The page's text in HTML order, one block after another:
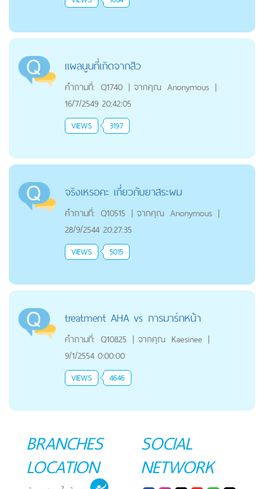
แผลนูนที่เกิดจากสิว
คำถามที่: Q1740 | จากคุณ Anonymous |
16/7/2549 20:42:05
VIEWS 3197
จริงเหรอคะ เกี่ยวกับยาสระผม
คำถามที่: Q10515 | จากคุณ Anonymous |
28/9/2544 20:27:35
VIEWS 5015
treatment AHA vs การมาร์กหน้า
คำถามที่: Q10825 | จากคุณ Kaesinee |
9/1/2554 0:00:00
VIEWS 4646
BRANCHES
LOCATION
SOCIAL
NETWORK